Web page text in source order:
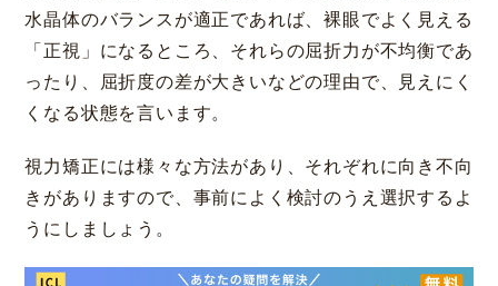
水晶体のバランスが適正であれば、裸眼でよく見える
「正視」になるところ、それらの屈折力が不均衡であ
ったり、屈折度の差が大きいなどの理由で、見えにく
くなる状態を言います。
視力矯正には様々な方法があり、それぞれに向き不向
きがありますので、事前によく検討のうえ選択するよ
うにしましょう。